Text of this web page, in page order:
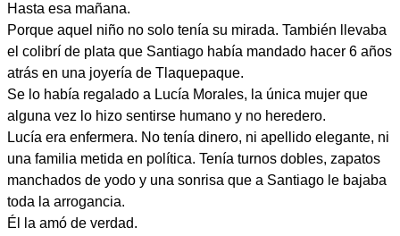
Hasta esa mañana.
Porque aquel niño no solo tenía su mirada. También llevaba
el colibrí de plata que Santiago había mandado hacer 6 años
atrás en una joyería de Tlaquepaque.
Se lo había regalado a Lucía Morales, la única mujer que
alguna vez lo hizo sentirse humano y no heredero.
Lucía era enfermera. No tenía dinero, ni apellido elegante, ni
una familia metida en política. Tenía turnos dobles, zapatos
manchados de yodo y una sonrisa que a Santiago le bajaba
toda la arrogancia.
Él la amó de verdad.